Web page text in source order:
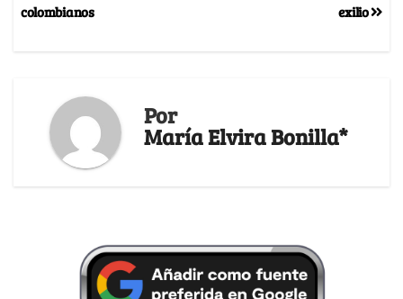
exilio
colombianos
Por
María Elvira Bonilla*